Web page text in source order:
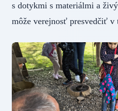
s dotykmi s materiálmi a
môže verejnosť presvedčiť v